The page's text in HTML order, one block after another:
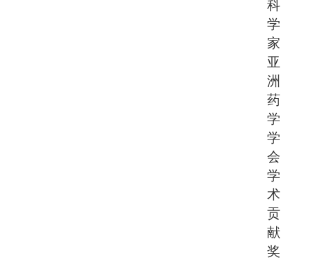
学
家
亚
洲
药
学
学
会
学
术
贡
献
奖